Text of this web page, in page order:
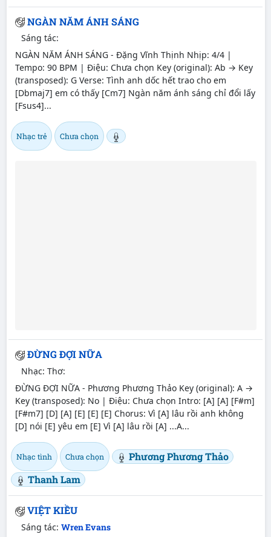
NGÀN NĂM ÁNH SÁNG
Sáng tác:
NGÀN NĂM ÁNH SÁNG - Đặng Vĩnh Thịnh Nhịp: 4/4 |
Tempo: 90 BPM | Điệu: Chưa chọn Key (original): Ab → Key
(transposed): G Verse: Tình anh dốc hết trao cho em
[Dbmaj7] em có thấy [Cm7] Ngàn năm ánh sáng chỉ đổi lấy
[Fsus4]...
Nhạc trẻ Chưa chọn
ĐỪNG ĐỢI NỮA
Nhạc: Thơ:
ĐỪNG ĐỢI NỮA - Phương Phương Thảo Key (original): A →
Key (transposed): No | Điệu: Chưa chọn Intro: [A] [A] [F#m]
[F#m7] [D] [A] [E] [E] [E] Chorus: Vì [A] lâu rồi anh không
[D] nói [E] yêu em [E] Vì [A] lâu rồi [A] ...A...
Nhạc tình Chưa chọn
Phương Phương Thảo
Thanh Lam
VIỆT KIỀU
Sáng tác: Wren Evans